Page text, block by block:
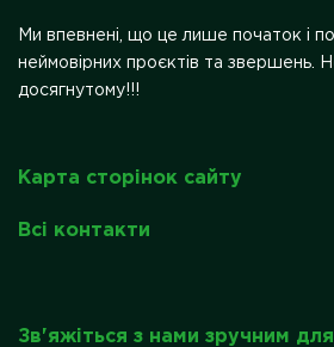
Карта сторінок сайту
Всі контакти
Зв'яжіться з нами зручним
Ми впевнені, що це лише початок і
неймовірних проєктів та звершень.
досягнутому!!!